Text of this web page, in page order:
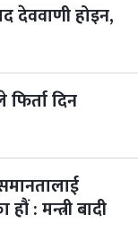
देववाणी होइन,
दिन
: मन्त्री बादी